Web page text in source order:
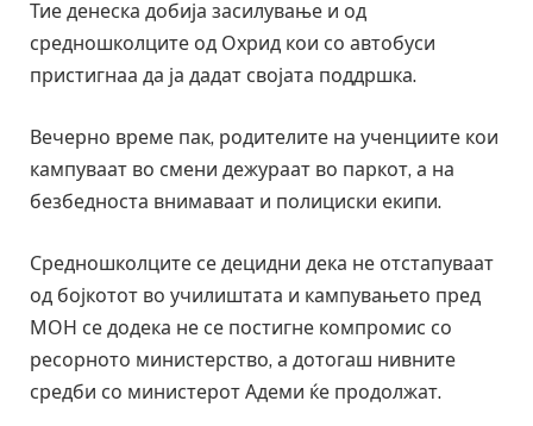
Тие денеска добија засилување и од
средношколците од Охрид кои со автобуси
пристигнаа да ја дадат својата поддршка.
Вечерно време пак, родителите на ученциите кои
кампуваат во смени дежураат во паркот, а на
безбедноста внимаваат и полициски екипи.
Средношколците се децидни дека не отстапуваат
од бојкотот во училиштата и кампувањето пред
МОН се додека не се постигне компромис со
ресорното министерство, а дотогаш нивните
средби со министерот Адеми ќе продолжат.